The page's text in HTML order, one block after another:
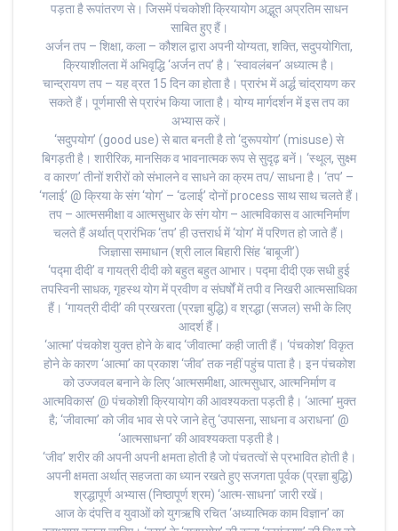
पड़ता है रूपांतरण से। जिसमें पंचकोशी क्रियायोग अद्भूत अप्रतिम साधन
साबित हुए हैं।
अर्जन तप – शिक्षा, कला – कौशल द्वारा अपनी योग्यता, शक्ति, सदुपयोगिता,
क्रियाशीलता में अभिवृद्धि ‘अर्जन तप’ है। ‘स्वावलंबन’ अध्यात्म है।
चान्द्रायण तप – यह व्रत 15 दिन का होता है। प्रारंभ में अर्द्ध चांद्रायण कर
सकते हैं। पूर्णमासी से प्रारंभ किया जाता है। योग्य मार्गदर्शन में इस तप का
अभ्यास करें।
‘सदुपयोग’ (good use) से बात बनती है तो ‘दुरूपयोग’ (misuse) से
बिगड़ती है। शारीरिक, मानसिक व भावनात्मक रूप से सुदृढ़ बनें। ‘स्थूल, सुक्ष्म
व कारण’ तीनों शरीरों को संभालने व साधने का क्रम तप/ साधना है। ‘तप’ –
‘गलाई’ @ क्रिया के संग ‘योग’ – ‘ढलाई’ दोनों process साथ साथ चलते हैं।
तप – आत्मसमीक्षा व आत्मसुधार के संग योग – आत्मविकास व आत्मनिर्माण
चलते हैं अर्थात् प्रारंभिक ‘तप’ ही उत्तरार्ध में ‘योग’ में परिणत हो जाते हैं।
जिज्ञासा समाधान (श्री लाल बिहारी सिंह ‘बाबूजी’)
‘पद्मा दीदी’ व गायत्री दीदी को बहुत बहुत आभार। पद्मा दीदी एक सधी हुई
तपस्विनी साधक, गृहस्थ योग में प्रवीण व संघर्षों में तपी व निखरी आत्मसाधिका
हैं। ‘गायत्री दीदी’ की प्रखरता (प्रज्ञा बुद्धि) व श्रद्धा (सजल) सभी के लिए
आदर्श हैं।
‘आत्मा’ पंचकोश युक्त होने के बाद ‘जीवात्मा’ कही जाती हैं। ‘पंचकोश’ विकृत
होने के कारण ‘आत्मा’ का प्रकाश ‘जीव’ तक नहीं पहुंच पाता है। इन पंचकोश
को उज्जवल बनाने के लिए ‘आत्मसमीक्षा, आत्मसुधार, आत्मनिर्माण व
आत्मविकास’ @ पंचकोशी क्रियायोग की आवश्यकता पड़ती है। ‘आत्मा’ मुक्त
है; ‘जीवात्मा’ को जीव भाव से परे जाने हेतु ‘उपासना, साधना व अराधना’ @
‘आत्मसाधना’ की आवश्यकता पड़ती है।
‘जीव’ शरीर की अपनी अपनी क्षमता होती है जो पंचतत्वों से प्रभावित होती है।
अपनी क्षमता अर्थात् सहजता का ध्यान रखते हुए सजगता पूर्वक (प्रज्ञा बुद्धि)
श्रद्धापूर्ण अभ्यास (निष्ठापूर्ण श्रम) ‘आत्म-साधना’ जारी रखें।
आज के दंपत्ति व युवाओं को युगऋषि रचित ‘अध्यात्मिक काम विज्ञान’ का